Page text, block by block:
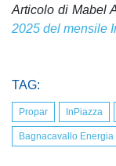
Articolo di Mabel
2025 del mensile
TAG:
Propar InPiazza
Bagnacavallo Energia